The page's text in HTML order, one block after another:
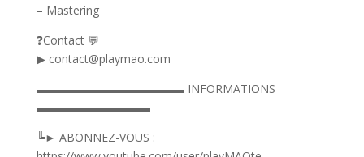
– Mastering
❓Contact 💬
▶ contact@playmao.com
▬▬▬▬▬▬▬▬▬▬▬▬▬ INFORMATIONS
▬▬▬▬▬▬▬▬▬▬
╚► ABONNEZ-VOUS :